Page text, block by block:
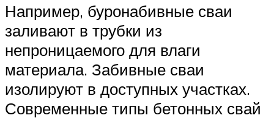
Например, буронабивные сваи
заливают в трубки из
непроницаемого для влаги
материала. Забивные сваи
изолируют в доступных участках.
Современные типы бетонных свай